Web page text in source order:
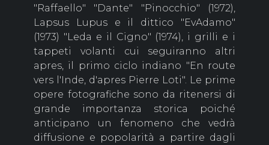
"Raffaello" "Dante" "Pinocchio" (1972),
Lapsus Lupus e il dittico "EvAdamo"
(1973) "Leda e il Cigno" (1974), i grilli e i
tappeti volanti cui seguiranno altri
apres, il primo ciclo indiano "En route
vers l'Inde, d'apres Pierre Loti". Le prime
opere fotografiche sono da ritenersi di
grande importanza storica poiché
anticipano un fenomeno che vedrà
diffusione e popolarità a partire dagli